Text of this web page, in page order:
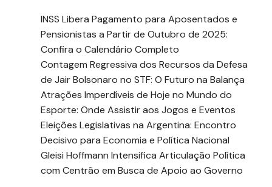
INSS Libera Pagamento para Aposentados e
Pensionistas a Partir de Outubro de 2025:
Confira o Calendário Completo
Contagem Regressiva dos Recursos da Defesa
de Jair Bolsonaro no STF: O Futuro na Balança
Atrações Imperdíveis de Hoje no Mundo do
Esporte: Onde Assistir aos Jogos e Eventos
Eleições Legislativas na Argentina: Encontro
Decisivo para Economia e Política Nacional
Gleisi Hoffmann Intensifica Articulação Política
com Centrão em Busca de Apoio ao Governo